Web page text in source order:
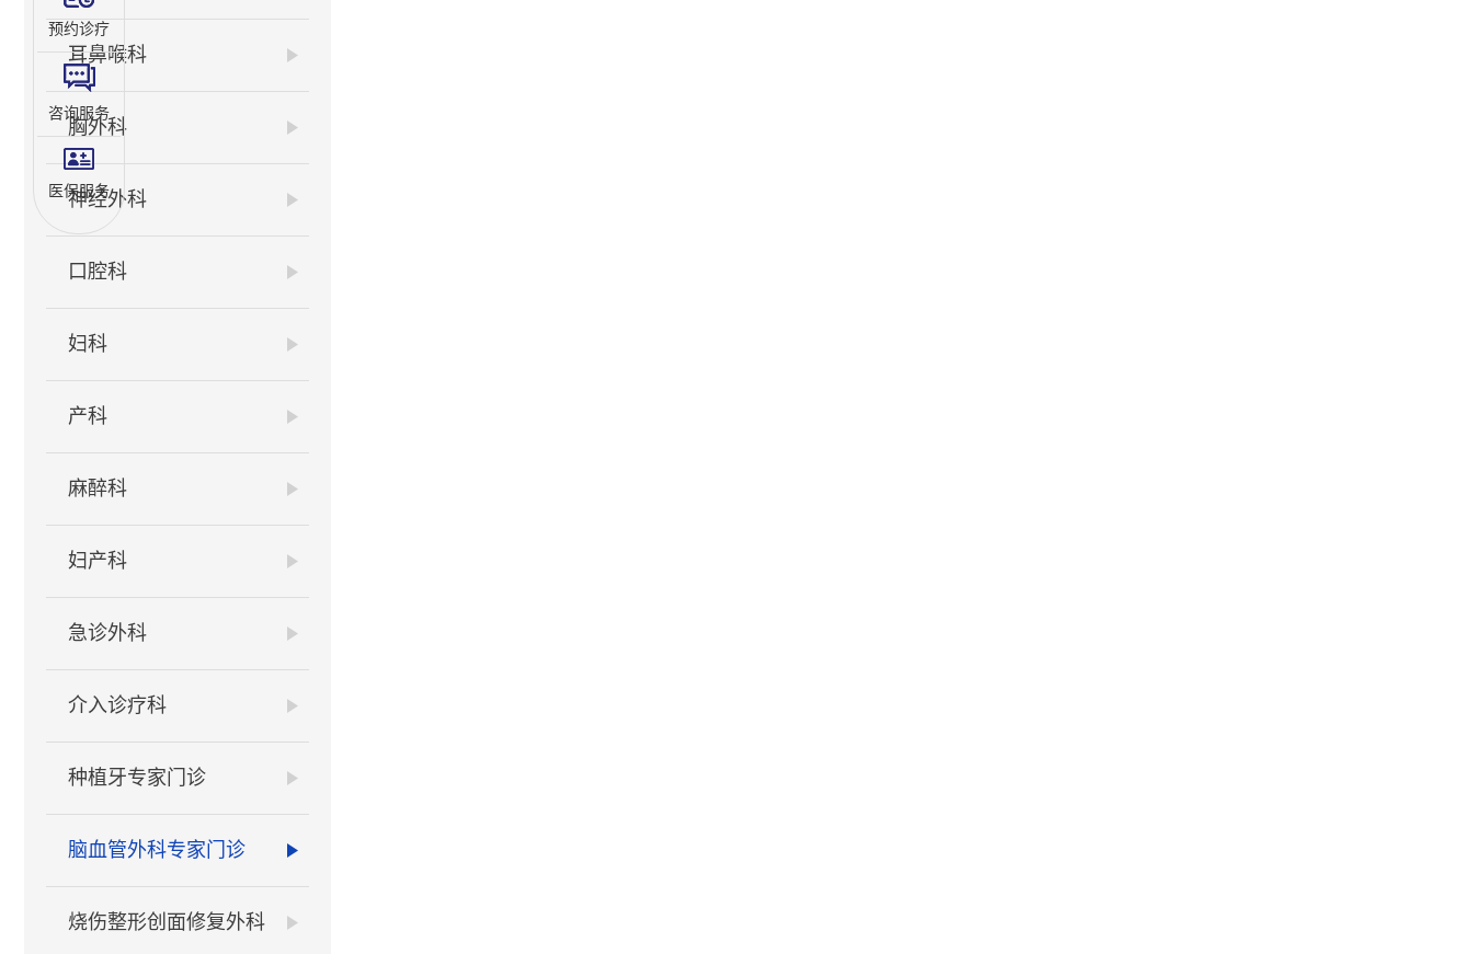
耳鼻喉科
胸外科
神经外科
口腔科
妇科
产科
麻醉科
妇产科
急诊外科
介入诊疗科
种植牙专家门诊
脑血管外科专家门诊
烧伤整形创面修复外科
预约诊疗
咨询服务
医保服务